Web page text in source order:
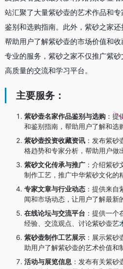
站汇聚了大量紫砂壶的艺术作品和
鉴别和选购指南。此外，紫砂之家还
帮助用户了解紫砂壶的市场价值和
专业的服务，紫砂之家不仅推广紫
高质量的交流和学习平台。
主要服务：
紫砂壶名家作品鉴别与选购 ： 提
和鉴别指南，帮助用户了解和选
紫砂壶投资收藏资讯 ： 发布紫砂
格趋势和专家分析，帮助用户做
紫砂文化传承与推广 ： 介绍紫砂
制作工艺，推广中华紫砂文化的
专家文章与行业动态 ： 提供来自
闻和市场动态，让用户了解最新
在线论坛与交流平台 ： 提供一个
经验、交流观点、讨论紫砂壶艺
紫砂壶制作工艺展示 ： 展示紫砂
助用户了解紫砂壶的艺术价值和
活动与展览信息 ： 发布有关紫砂